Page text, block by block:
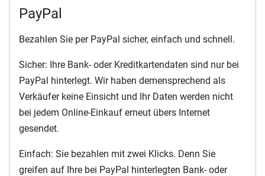
PayPal
Bezahlen Sie per PayPal sicher, einfach und schnell.
Sicher: Ihre Bank- oder Kreditkartendaten sind nur bei
PayPal hinterlegt. Wir haben demensprechend als
Verkäufer keine Einsicht und Ihr Daten werden nicht
bei jedem Online-Einkauf erneut übers Internet
gesendet.
Einfach: Sie bezahlen mit zwei Klicks. Denn Sie
greifen auf Ihre bei PayPal hinterlegten Bank- oder